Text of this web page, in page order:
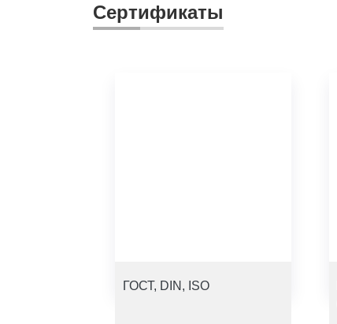
Сертификаты
ГОСТ, DIN, ISO